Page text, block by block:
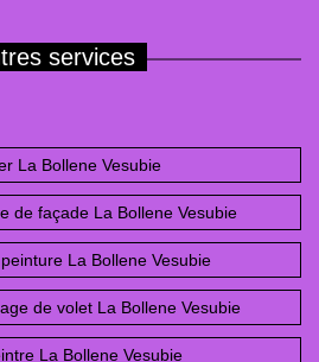
services
La Bollene Vesubie
de façade La Bollene Vesubie
La Bollene Vesubie
de volet La Bollene Vesubie
La Bollene Vesubie